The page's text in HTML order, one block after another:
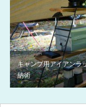
キャンプ用アイアンラ
納術